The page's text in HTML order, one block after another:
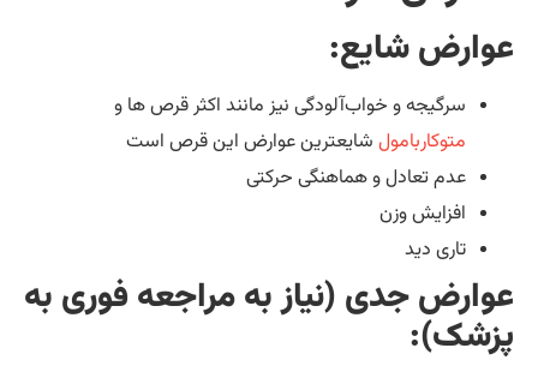
شایع:
سرگیجه و خواب‌آلودگی نیز مانند اکثر قرص ها و
متوکاربامولشایعترین عوارض این قرص است
عدم تعادل و هماهنگی حرکتی
افزایش وزن
تاری دید
جدی (نیاز به مراجعه فوری به